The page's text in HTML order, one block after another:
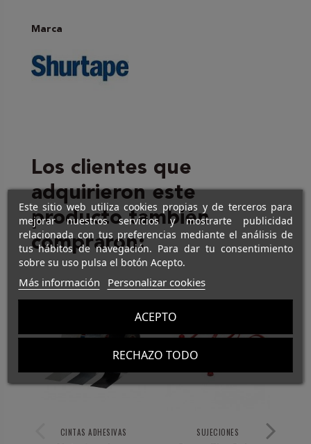
Marca
Los clientes que
adquirieron este
producto también
compraron:
CINTAS ADHESIVAS SUJECIONES
Este sitio web utiliza cookies propias y de terceros para
mejorar nuestros servicios y mostrarte publicidad
relacionada con tus preferencias mediante el análisis de
tus hábitos de navegación. Para dar tu consentimiento
sobre su uso pulsa el botón Acepto.
Más información Personalizar cookies
RECHAZO TODO
ACEPTO